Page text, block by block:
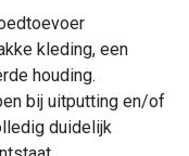
kleding, een
houding.
bij uitputting en/of
duidelijk